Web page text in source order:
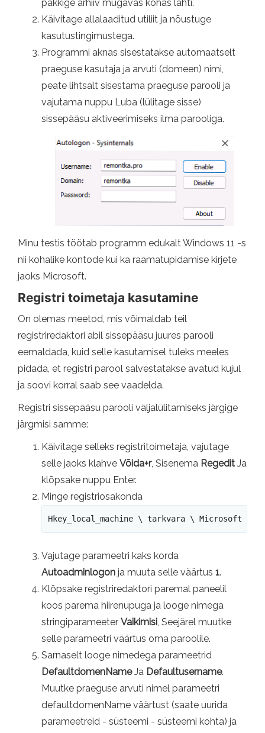
pakkige arhiiv mugavas kohas lahti.
Käivitage allalaaditud utiliit ja nõustuge
kasutustingimustega.
Programmi aknas sisestatakse automaatselt
praeguse kasutaja ja arvuti (domeen) nimi,
peate lihtsalt sisestama praeguse parooli ja
vajutama nuppu Luba (lülitage sisse)
sissepääsu aktiveerimiseks ilma parooliga.
Minu testis töötab programm edukalt Windows 11 -s
nii kohalike kontode kui ka raamatupidamise kirjete
jaoks Microsoft.
Registri toimetaja kasutamine
On olemas meetod, mis võimaldab teil
registriredaktori abil sissepääsu juures parooli
eemaldada, kuid selle kasutamisel tuleks meeles
pidada, et registri parool salvestatakse avatud kujul
ja soovi korral saab see vaadelda.
Registri sissepääsu parooli väljalülitamiseks järgige
järgmisi samme:
Käivitage selleks registritoimetaja, vajutage
selle jaoks klahve Võida+r, Sisenema Regedit Ja
klõpsake nuppu Enter.
Minge registriosakonda
Hkey_local_machine \ tarkvara \ Microsoft \
Vajutage parameetri kaks korda
Autoadminlogon ja muuta selle väärtus 1.
Klõpsake registriredaktori paremal paneelil
koos parema hiirenupuga ja looge nimega
stringiparameeter Vaikimisi , Seejärel muutke
selle parameetri väärtus oma paroolile.
Sarnaselt looge nimedega parameetrid
DefaultdomenNameJa Defaultusername.
Muutke praeguse arvuti nimel parameetri
defaultdomenName väärtust (saate uurida
parameetreid - süsteemi - süsteemi kohta) ja